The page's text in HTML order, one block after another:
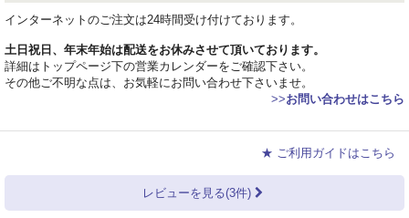
インターネットのご注文は24時間受け付けております。
土日祝日、年末年始は配送をお休みさせて頂いております。
詳細はトップページ下の営業カレンダーをご確認下さい。
その他ご不明な点は、お気軽にお問い合わせ下さいませ。
>>お問い合わせはこちら
★ ご利用ガイドはこちら
レビューを見る(3件)